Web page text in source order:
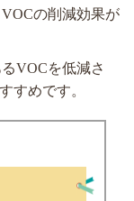
の削減効果が
VOCを低減さ
すめです。